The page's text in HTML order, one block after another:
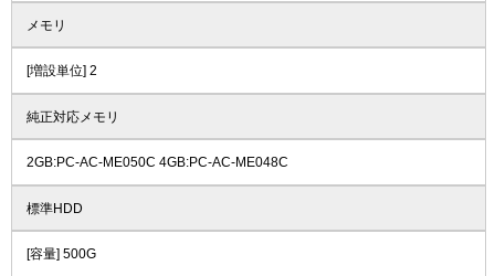
メモリ
[増設単位] 2
純正対応メモリ
2GB:PC-AC-ME050C 4GB:PC-AC-ME048C
標準HDD
[容量] 500G